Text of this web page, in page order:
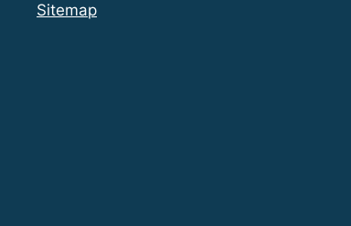
Sitemap